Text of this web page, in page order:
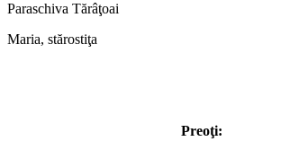
Paraschiva Tărâţoai
Maria, stărostiţa
Preoţi: